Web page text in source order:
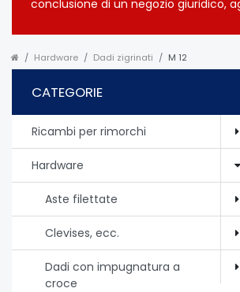
conclusione di un negozio giuridico,
Hardware Dadi zigrinati M 12
CATEGORIE
Ricambi per rimorchi
Hardware
Aste filettate
Clevises, ecc.
Dadi con impugnatura a
croce